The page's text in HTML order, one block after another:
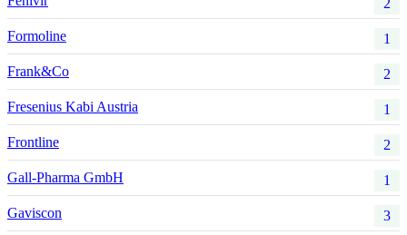
2
Formoline 1
Frank&Co 2
Fresenius Kabi Austria 1
Frontline 2
Gall-Pharma GmbH 1
Gaviscon 3